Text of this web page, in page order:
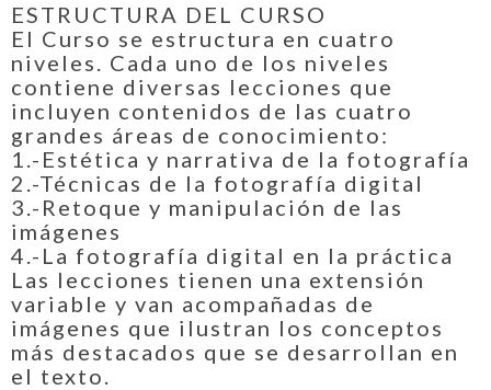
ESTRUCTURA DEL CURSO
El Curso se estructura en cuatro
niveles. Cada uno de los niveles
contiene diversas lecciones que
incluyen contenidos de las cuatro
grandes áreas de conocimiento:
1.-Estética y narrativa de la fotografía
2.-Técnicas de la fotografía digital
3.-Retoque y manipulación de las
imágenes
4.-La fotografía digital en la práctica
Las lecciones tienen una extensión
variable y van acompañadas de
imágenes que ilustran los conceptos
más destacados que se desarrollan en
el texto.